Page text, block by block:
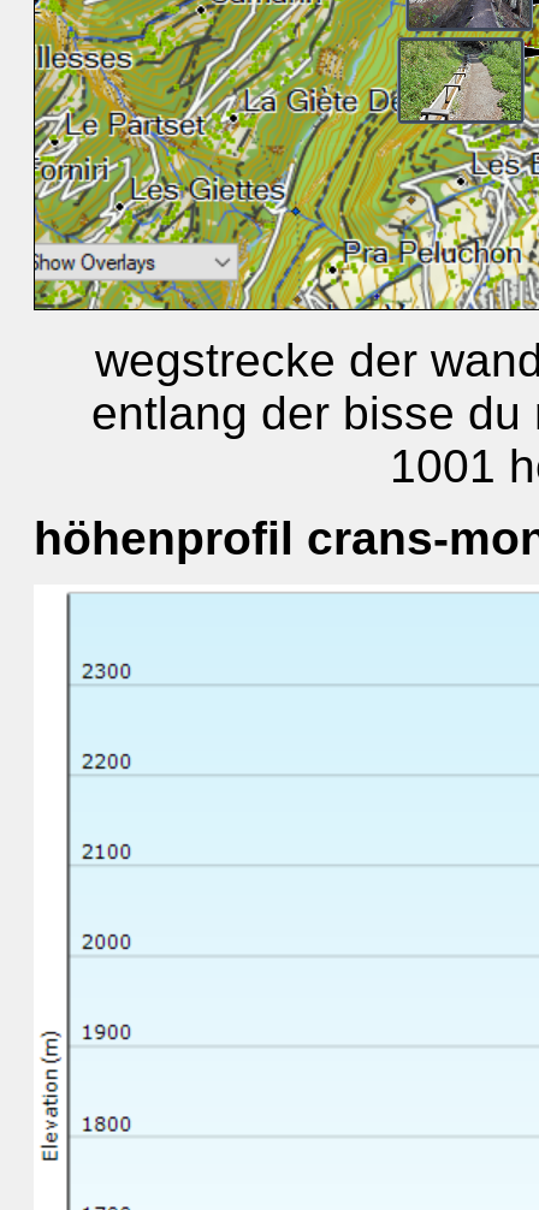
wegstrecke der
entlang der bisse
1001
höhenprofil crans-